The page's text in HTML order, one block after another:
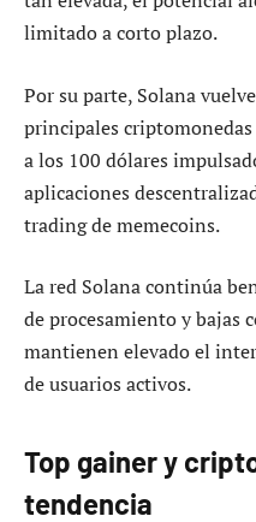
limitado a corto plazo.
Por su parte, Solana
principales criptomonedas
a los 100 dólares
aplicaciones
trading de memecoins.
La red Solana continúa
de procesamiento y bajas
mantienen elevado el
de usuarios activos.
Top gainer y
tendencia